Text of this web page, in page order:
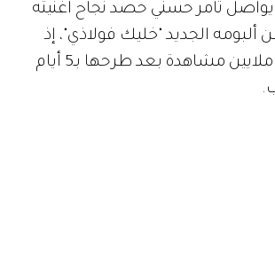
تامر حسني حصد نجاح أغنيته
ألبومه الجديد "خليك فولاذي"، إذ
تخطت حاجز الـ5 ملايين مشاهدة بعد طرحها بـ5 أيام